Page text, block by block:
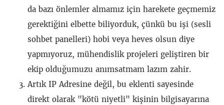
da bazı önlemler almamız için harekete geçmemiz
gerektiğini elbette biliyorduk, çünkü bu işi (sesli
sohbet panelleri) hobi veya heves olsun diye
yapmıyoruz, mühendislik projeleri geliştiren bir
ekip olduğumuzu anımsatmam lazım zahir.
Artık IP Adresine değil, bu eklenti sayesinde
direkt olarak "kötü niyetli" kişinin bilgisayarına